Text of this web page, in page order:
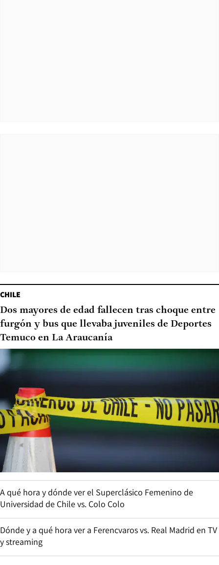
CHILE
Dos mayores de edad fallecen tras choque entre
furgón y bus que llevaba juveniles de Deportes
Temuco en La Araucanía
A qué hora y dónde ver el Superclásico Femenino de
Universidad de Chile vs. Colo Colo
Dónde y a qué hora ver a Ferencvaros vs. Real Madrid en TV
y streaming